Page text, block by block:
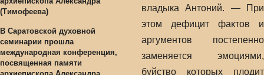
В Саратовской духовной
семинарии прошла
международная конференция,
посвященная памяти
владыка Антоний. — При
этом дефицит фактов и
аргументов постепенно
заменяется эмоциями,
буйство которых плодит